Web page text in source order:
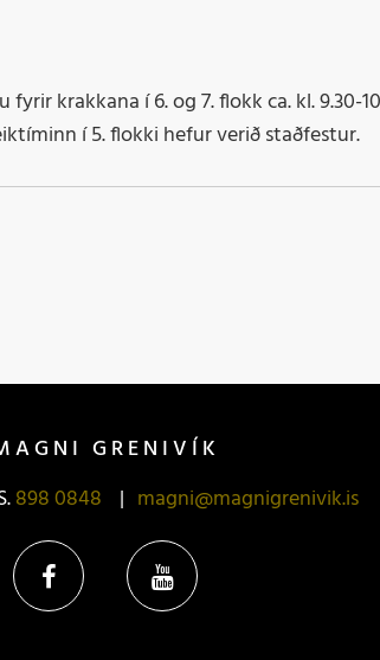
krakkana í 6. og 7. flokk ca. kl. 9.30-
í 5. flokki hefur verið staðfestur.
GRENIVÍK
898 0848 magni@magnigrenivik.is